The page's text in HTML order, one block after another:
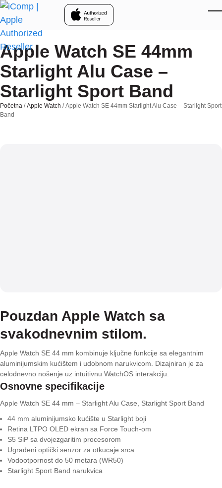
Skip to main content
Apple Watch SE 44mm
Starlight Alu Case –
Starlight Sport Band
Početna /Apple Watch / Apple Watch SE 44mm Starlight Alu Case – Starlight Sport
Band
Pouzdan Apple Watch sa
svakodnevnim stilom.
Apple Watch SE 44 mm kombinuje ključne funkcije sa elegantnim
aluminijumskim kućištem i udobnom narukvicom. Dizajniran je za
celodnevno nošenje uz intuitivnu WatchOS interakciju.
Osnovne specifikacije
Apple Watch SE 44 mm – Starlight Alu Case, Starlight Sport Band
44 mm aluminijumsko kućište u Starlight boji
Retina LTPO OLED ekran sa Force Touch-om
S5 SiP sa dvojezgaritim procesorom
Ugrađeni optički senzor za otkucaje srca
Vodootpornost do 50 metara (WR50)
Starlight Sport Band narukvica